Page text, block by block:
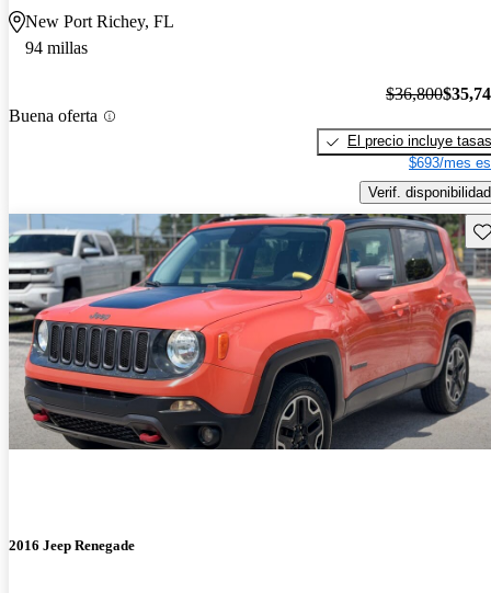
New Port Richey, FL
94 millas
Buena oferta
$36,800
El precio incluye tasas
$693/mes
Verif. disponibilidad
2016 Jeep Renegade